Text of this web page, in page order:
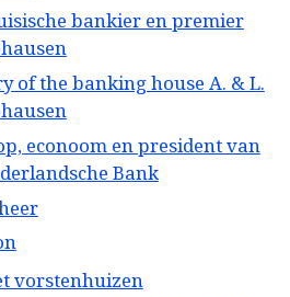
bankier en premier
of the banking house A. & L.
econoom en president van
Bank
vorstenhuizen